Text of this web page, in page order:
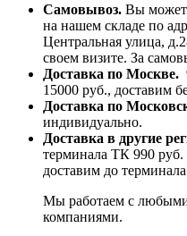
Самовывоз. Вы
на нашем складе по
Центральная улица,
своем визите. За
Доставка по Москве.
15000 руб., доставим
Доставка по
индивидуально.
Доставка в другие
терминала ТК 990
доставим до
Мы работаем с
компаниями.